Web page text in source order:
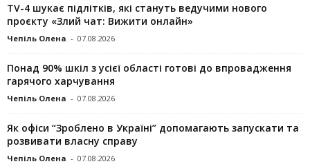
TV-4 шукає підлітків, які стануть ведучими нового
проєкту «Злий чат: Вижити онлайн»
Чепіль Олена - 07.08.2026
Понад 90% шкіл з усієї області готові до впровадження
гарячого харчування
Чепіль Олена - 07.08.2026
Як офіси “Зроблено в Україні” допомагають запускaти та
розвивати власну справу
Чепіль Олена - 07.08.2026